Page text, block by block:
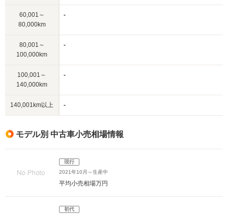
60,001～
80,000km
-
80,001～
100,000km
-
100,001～
140,000km
-
140,001km以上 -
モデル別 中古車小売相場情報
現行
2021年10月～生産中
平均小売相場万円
初代